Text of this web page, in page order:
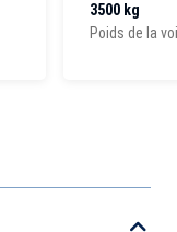
3500 kg
Poids de la